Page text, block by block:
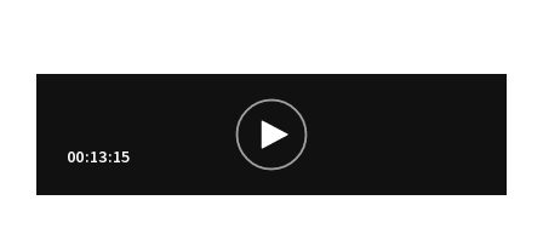
00:13:15